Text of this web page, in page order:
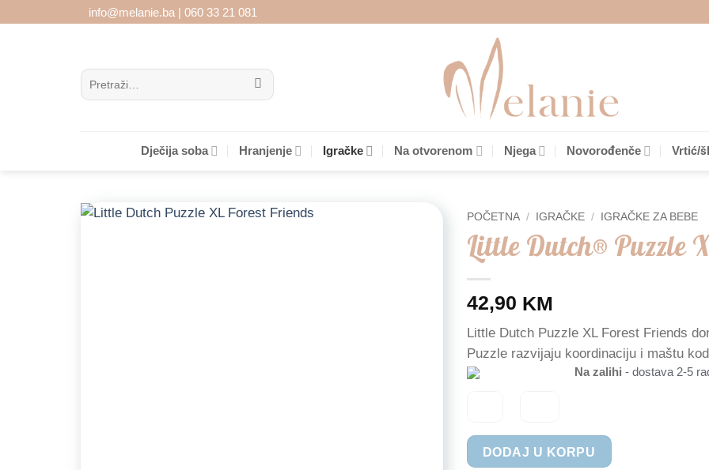
info@melanie.ba | 060 33 21 081
Pretraži:
Dječija soba Hranjenje Igračke Na otvorenom Njega Novorođenče Vrtić/
POČETNA / IGRAČKE / IGRAČKE ZA BEBE
Little Dutch® Puzzle
42,90 KM
Little Dutch Puzzle XL Forest Friends
Puzzle razvijaju koordinaciju i maštu
Na zalihi - dostava 2-5
Little
Dutch®
DODAJ U KORPU